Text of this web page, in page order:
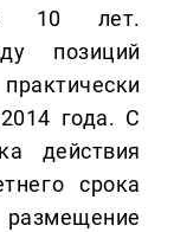
10 лет.
позиций
года. С
действия
срока